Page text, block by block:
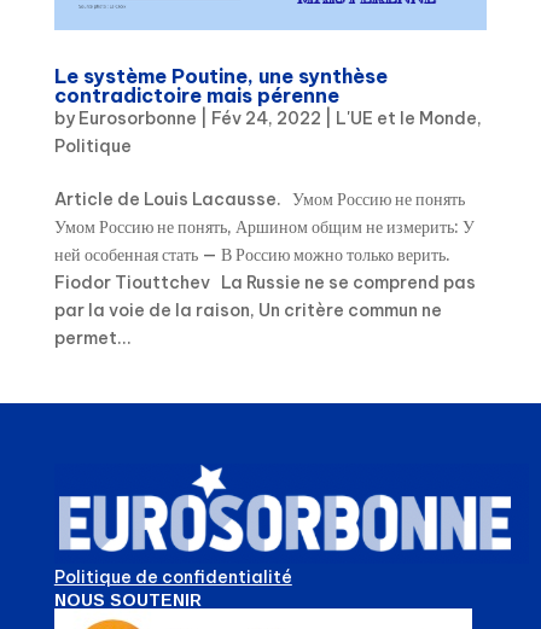
Le système Poutine, une synthèse
contradictoire mais pérenne
by Eurosorbonne Fév 24, 2022 L'UE et le Monde,
Politique
Article de Louis Lacausse. Умом Россию не понять
Умом Россию не понять, Аршином общим не измерить: У
ней особенная стать — В Россию можно только верить.
Fiodor Tiouttchev La Russie ne se comprend pas
par la voie de la raison, Un critère commun ne
permet...
Politique de confidentialité
NOUS SOUTENIR